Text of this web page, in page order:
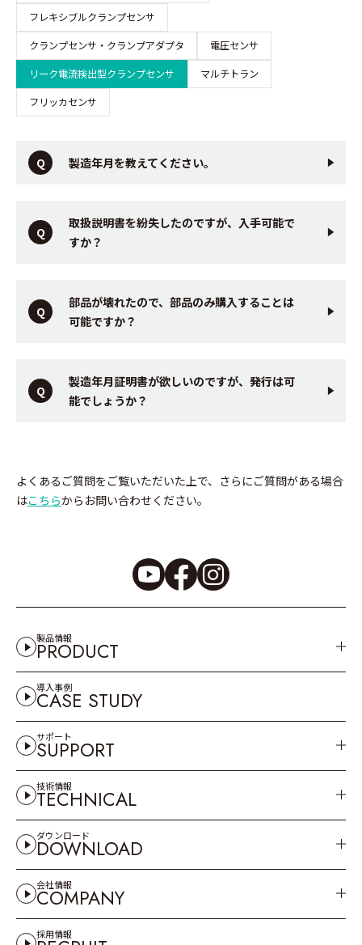
フレキシブルクランプセンサ
クランプセンサ・クランプアダプタ
電圧センサ
リーク電流検出型クランプセンサ
マルチトラン
フリッカセンサ
製造年月を教えてください。
取扱説明書を紛失したのですが、入手可能で
すか？
部品が壊れたので、部品のみ購入することは
可能ですか？
製造年月証明書が欲しいのですが、発行は可
能でしょうか？
よくあるご質問をご覧いただいた上で、さらにご質問がある場合
はこちらからお問い合わせください。
製品情報
PRODUCT
導入事例
CASE STUDY
サポート
SUPPORT
技術情報
TECHNICAL
ダウンロード
DOWNLOAD
会社情報
COMPANY
採用情報